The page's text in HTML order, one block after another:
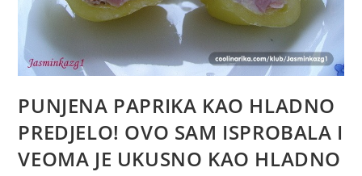
PUNJENA PAPRIKA KAO HLADNO
PREDJELO! OVO SAM ISPROBALA I
VEOMA JE UKUSNO KAO HLADNO